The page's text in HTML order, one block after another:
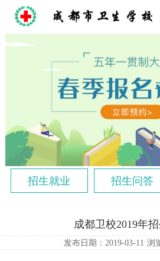
招生就业 招生问答
成都卫校2019年
发布日期：2019-03-11 浏